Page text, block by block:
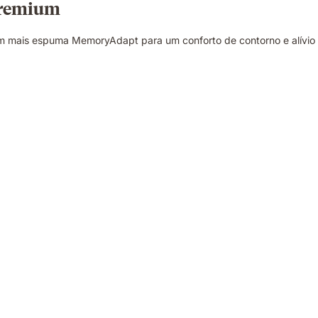
espuma MemoryAdapt para um conforto de contorno e